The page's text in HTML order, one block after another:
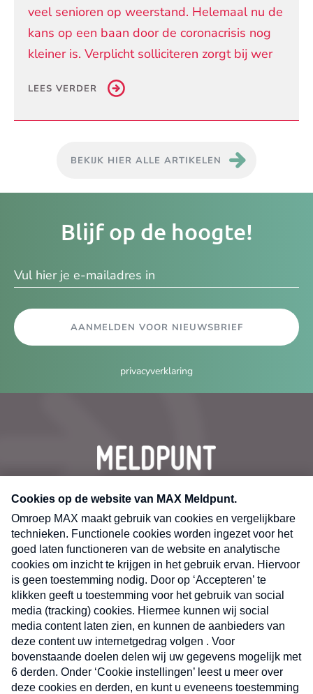
veel senioren op weerstand. Helemaal nu de
kans op een baan door de coronacrisis nog
kleiner is. Verplicht solliciteren zorgt bij wer
LEES VERDER
BEKIJK HIER ALLE ARTIKELEN
Blijf op de hoogte!
AANMELDEN VOOR NIEUWSBRIEF
privacyverklaring
CONTACT
Volg ons op
X
Nieuwsbrief